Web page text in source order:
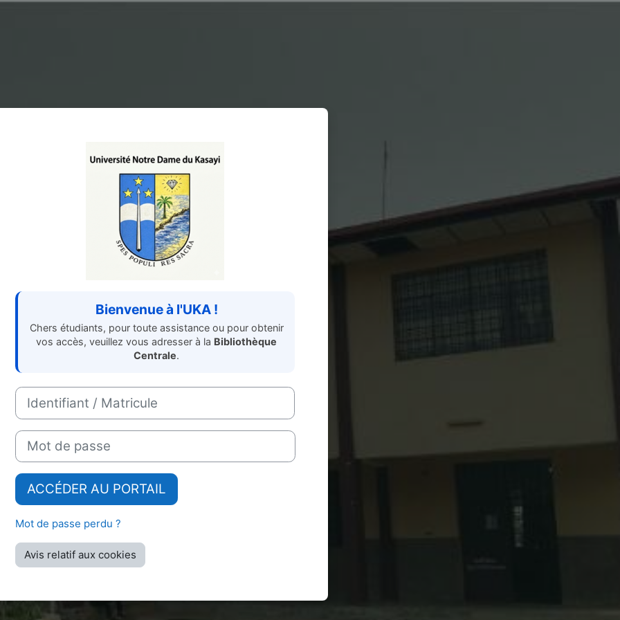
Connexion à Université Notre Dame Du Kasayi
Bienvenue à l'UKA !
Chers étudiants, pour toute assistance ou pour obtenir
vos accès, veuillez vous adresser à la Bibliothèque
Centrale.
Nom d’utilisateur
Mot de passe
ACCÉDER AU PORTAIL
Mot de passe perdu ?
Avis relatif aux cookies